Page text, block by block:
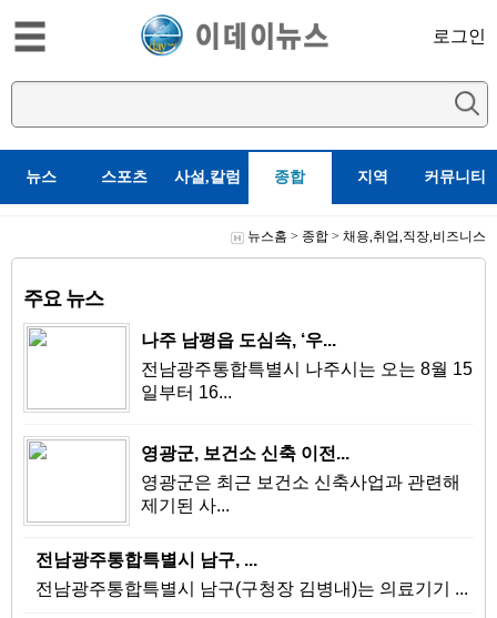
로그인
뉴스 스포츠 사설,칼럼 종합 지역 커뮤니티
뉴스홈 > 종합 > 채용,취업,직장,비즈니스
주요 뉴스
나주 남평읍 도심속, ‘우...
전남광주통합특별시 나주시는 오는 8월 15
일부터 16...
영광군, 보건소 신축 이전...
영광군은 최근 보건소 신축사업과 관련해
제기된 사...
전남광주통합특별시 남구, ...
전남광주통합특별시 남구(구청장 김병내)는 의료기기 ...